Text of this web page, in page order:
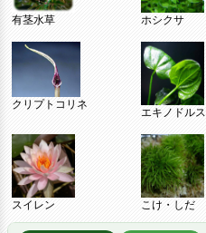
有茎水草 ホシクサ
クリプトコリネ
エキノドルス
スイレン こけ・しだ